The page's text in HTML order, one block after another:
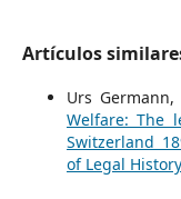
Artículos
Urs
Welfare: The
Switzerland
of Legal